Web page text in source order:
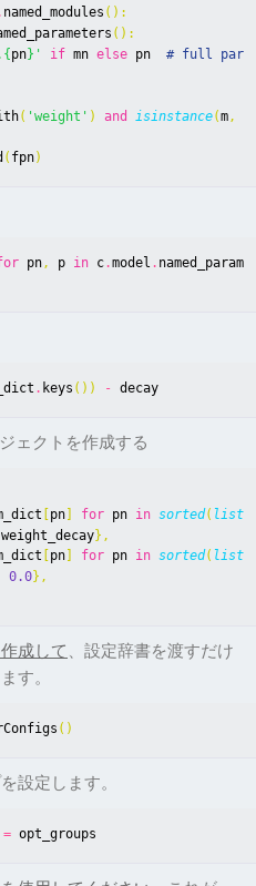
named_modules ():
():
{ pn} ' if mn else pn
# full par
( 'weight' ) and isinstance(m,
( fpn)
pn, p in c.model . named_param
. keys ()) - decay
ェクトを作成する
pn for pn in sorted( list
weight_decay},
pn for pn in sorted( list
0.0},
成して 、設定辞書を渡すだけ
す。
()
設定します。
= opt_groups